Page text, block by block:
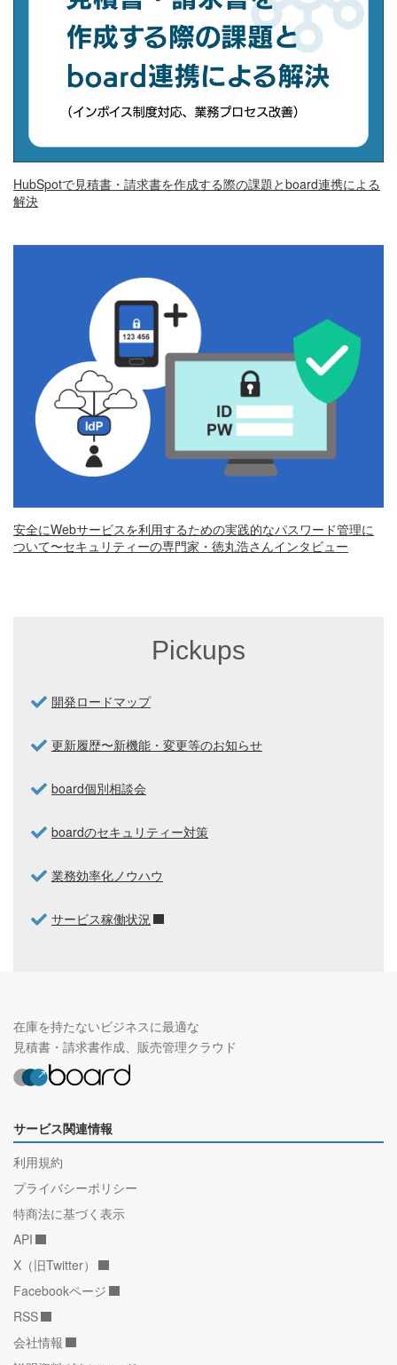
HubSpotで見積書・請求書を作成する際の課題とboard連携による
解決
安全にWebサービスを利用するための実践的なパスワード管理に
ついて〜セキュリティーの専門家・徳丸浩さんインタビュー
Pickups
開発ロードマップ
更新履歴〜新機能・変更等のお知らせ
board個別相談会
boardのセキュリティー対策
業務効率化ノウハウ
サービス稼働状況
在庫を持たないビジネスに最適な
見積書・請求書作成、販売管理クラウド
サービス関連情報
利用規約
プライバシーポリシー
特商法に基づく表示
API
X（旧Twitter）
Facebookページ
RSS
会社情報